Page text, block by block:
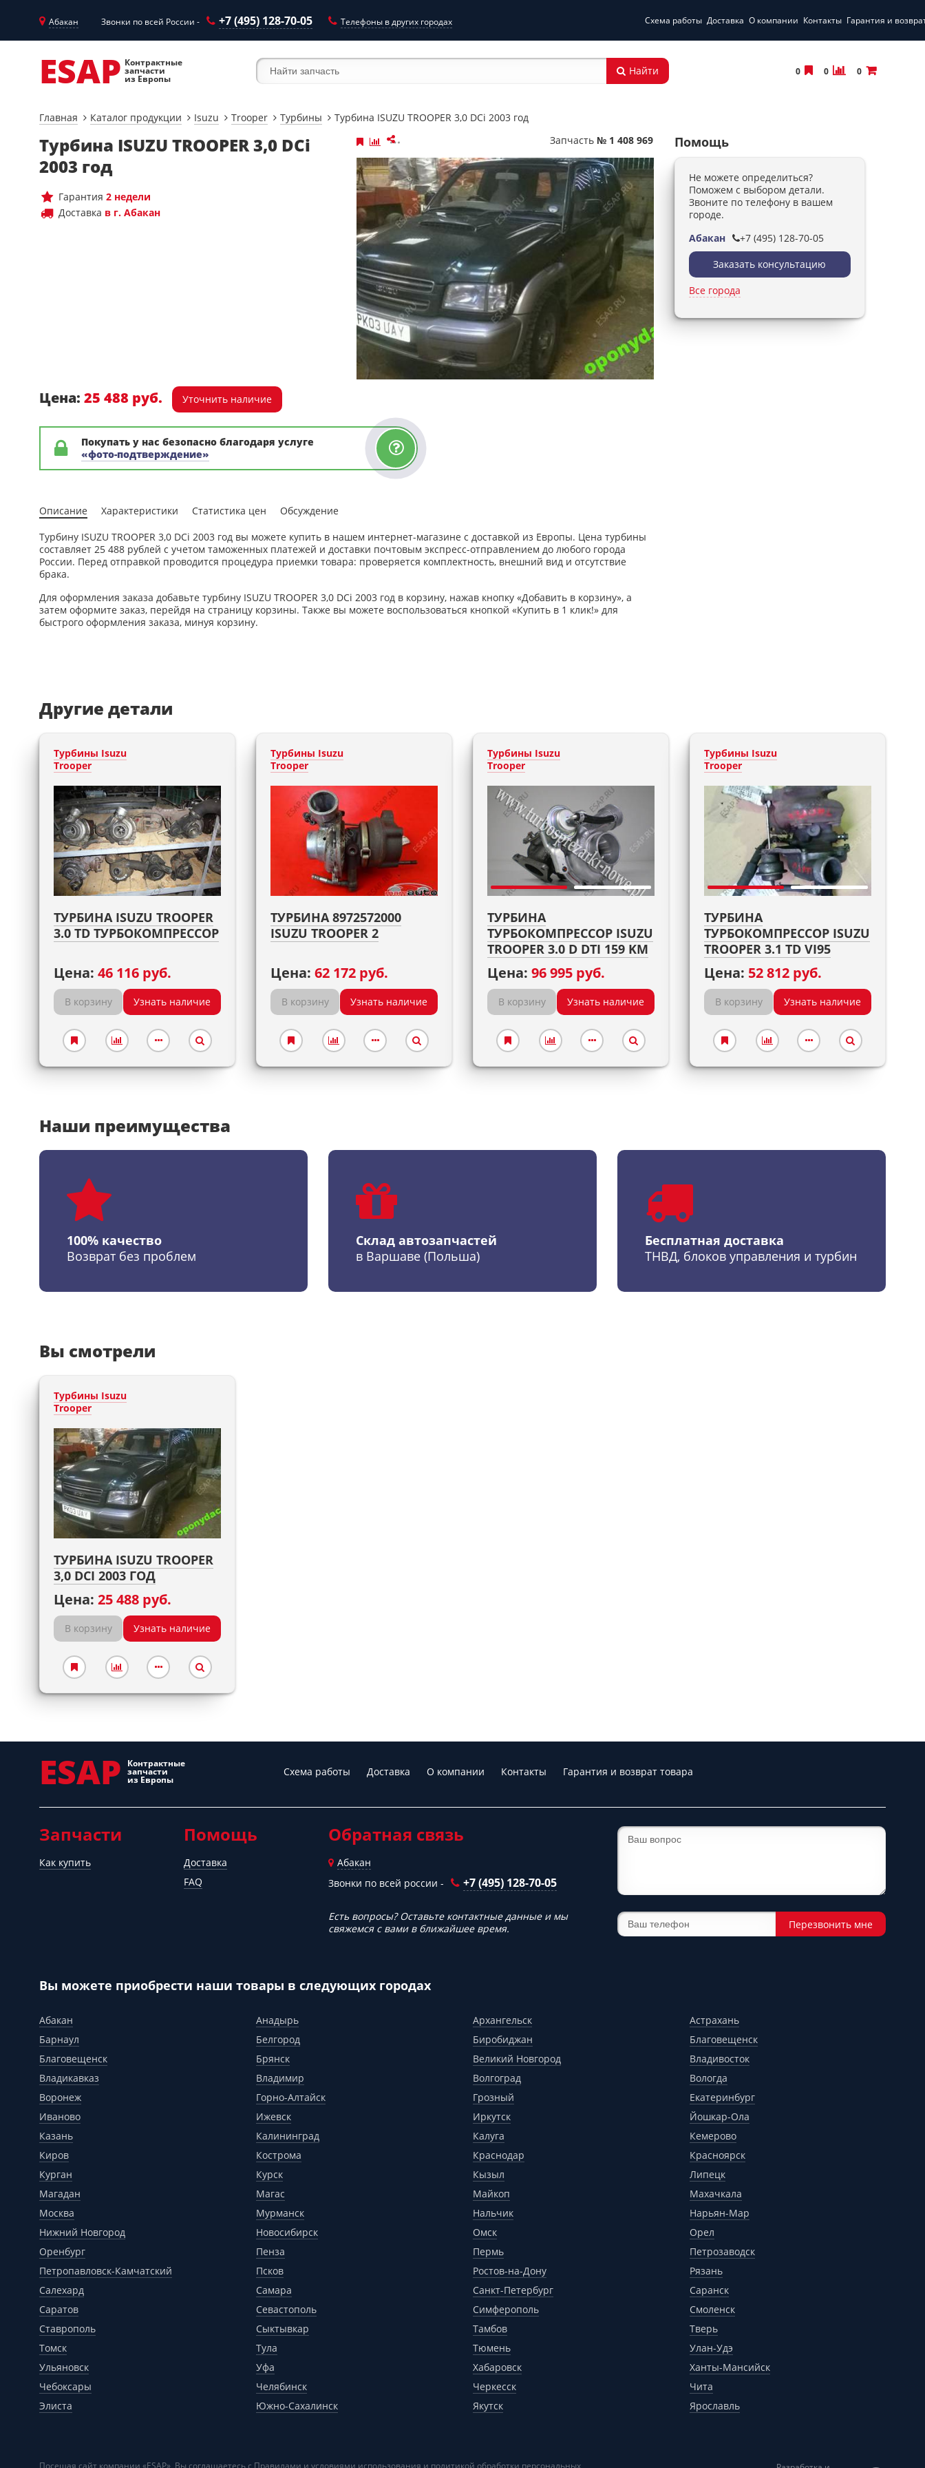
Абакан Звонки по всей России - +7 (495) 128-70-05 Телефоны в других городах Схема работы Доставка О компании Контакты Гарантия и
ESAP Контрактные
запчасти
из Европы
Найти 0 0 0
Главная Каталог продукции Isuzu Trooper Турбины Турбина ISUZU TROOPER 3,0 DCi 2003 год
Турбина ISUZU TROOPER 3,0 DCi
2003 год
Гарантия 2 недели
Доставка в г. Абакан
Запчасть № 1 408 969
Цена: 25 488 руб. Уточнить наличие
Покупать у нас безопасно благодаря услуге
«фото-подтверждение»
Описание Характеристики Статистика цен
Обсуждение
Турбину ISUZU TROOPER 3,0 DCi 2003 год вы можете купить в нашем интернет-магазине с доставкой из Европы. Цена турбины
составляет 25 488 рублей с учетом таможенных платежей и доставки почтовым экспресс-отправлением до любого города
России. Перед отправкой проводится процедура приемки товара: проверяется комплектность, внешний вид и отсутствие
брака.
Для оформления заказа добавьте турбину ISUZU TROOPER 3,0 DCi 2003 год в корзину, нажав кнопку «Добавить в корзину», а
затем оформите заказ, перейдя на страницу корзины. Также вы можете воспользоваться кнопкой «Купить в 1 клик!» для
быстрого оформления заказа, минуя корзину.
Помощь
Не можете определиться?
Поможем с выбором детали.
Звоните по телефону в вашем
городе.
Абакан
+7 (495) 128-70-05
Заказать консультацию
Все города
Другие детали
Турбины Isuzu
Trooper
ТУРБИНА ISUZU TROOPER
3.0 TD ТУРБОКОМПРЕССОР
Цена: 46 116 руб.
В корзину Узнать наличие
Турбины Isuzu
Trooper
ТУРБИНА 8972572000
ISUZU TROOPER 2
Цена: 62 172 руб.
В корзину Узнать наличие
Турбины Isuzu
Trooper
ТУРБИНА
ТУРБОКОМПРЕССОР ISUZU
TROOPER 3.0 D DTI 159 KM
Цена: 96 995 руб.
В корзину Узнать наличие
Турбины Isuzu
Trooper
ТУРБИНА
ТУРБОКОМПРЕССОР ISUZU
TROOPER 3.1 TD VI95
Цена: 52 812 руб.
В корзину Узнать наличие
Наши преимущества
100% качество
Возврат без проблем
Склад автозапчастей
в Варшаве (Польша)
Бесплатная доставка
ТНВД, блоков управления и турбин
Вы смотрели
Турбины Isuzu
Trooper
ТУРБИНА ISUZU TROOPER
3,0 DCI 2003 ГОД
Цена: 25 488 руб.
В корзину Узнать наличие
ESAP Контрактные
запчасти
из Европы
Схема работы Доставка О компании Контакты Гарантия и возврат товара
Запчасти
Как купить
Помощь
Доставка
FAQ
Обратная связь
Абакан
Звонки по всей россии -
+7 (495) 128-70-05
Есть вопросы? Оставьте контактные данные и мы
свяжемся с вами в ближайшее время.
Перезвонить мне
Вы можете приобрести наши товары в следующих городах
Абакан
Барнаул
Благовещенск
Владикавказ
Воронеж
Иваново
Казань
Киров
Курган
Магадан
Москва
Нижний Новгород
Оренбург
Петропавловск-Камчатский
Салехард
Саратов
Ставрополь
Томск
Ульяновск
Чебоксары
Элиста
Анадырь
Белгород
Брянск
Владимир
Горно-Алтайск
Ижевск
Калининград
Кострома
Курск
Магас
Мурманск
Новосибирск
Пенза
Псков
Самара
Севастополь
Сыктывкар
Тула
Уфа
Челябинск
Южно-Сахалинск
Архангельск
Биробиджан
Великий Новгород
Волгоград
Грозный
Иркутск
Калуга
Краснодар
Кызыл
Майкоп
Нальчик
Омск
Пермь
Ростов-на-Дону
Санкт-Петербург
Симферополь
Тамбов
Тюмень
Хабаровск
Черкесск
Якутск
Астрахань
Благовещенск
Владивосток
Вологда
Екатеринбург
Йошкар-Ола
Кемерово
Красноярск
Липецк
Махачкала
Нарьян-Мар
Орел
Петрозаводск
Рязань
Саранск
Смоленск
Тверь
Улан-Удэ
Ханты-Мансийск
Чита
Ярославль
Посещая сайт компании «ESAP», Вы соглашаетесь с Правилами и условиями использования и политикой обработки персональных